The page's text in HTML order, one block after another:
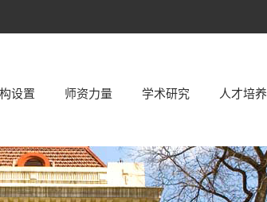
设置 师资力量 学术研究 人才培养